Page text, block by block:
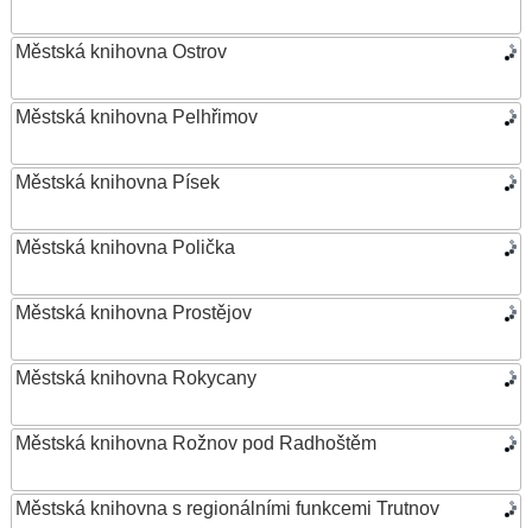
Městská knihovna Ostrov
Městská knihovna Pelhřimov
Městská knihovna Písek
Městská knihovna Polička
Městská knihovna Prostějov
Městská knihovna Rokycany
Městská knihovna Rožnov pod Radhoštěm
Městská knihovna s regionálními funkcemi Trutnov